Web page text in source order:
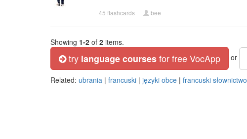
45 flashcards bee
Showing 1-2 of 2 items.
try language coursesfor free VocApp or
Related: ubrania | francuski | języki obce | francuski słownictwo